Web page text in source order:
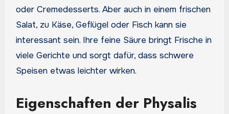
oder Cremedesserts. Aber auch in einem frischen
Salat, zu Käse, Geflügel oder Fisch kann sie
interessant sein. Ihre feine Säure bringt Frische in
viele Gerichte und sorgt dafür, dass schwere
Speisen etwas leichter wirken.
Eigenschaften der Physalis